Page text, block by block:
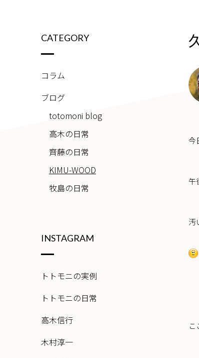
今
午
汚
CATEGORY
コラム
ブログ
totomoni blog
高木の日常
齊藤の日常
KIMU-WOOD
牧島の日常
INSTAGRAM
トトモニの実例
トトモニの日常
高木信行
木村淳一